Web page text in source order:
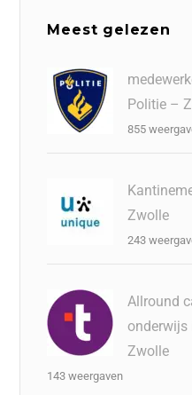
Meest gelezen
Politie –
855
Zwolle
243
Allround
onderwijs
Zwolle
143 weergaven